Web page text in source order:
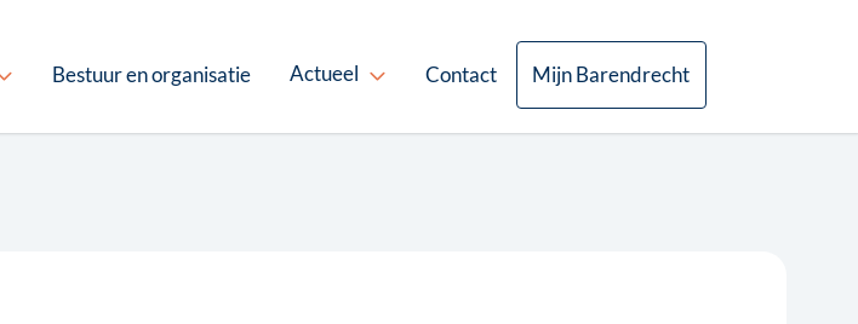
Bestuur en organisatie Actueel Contact Mijn Barendrecht